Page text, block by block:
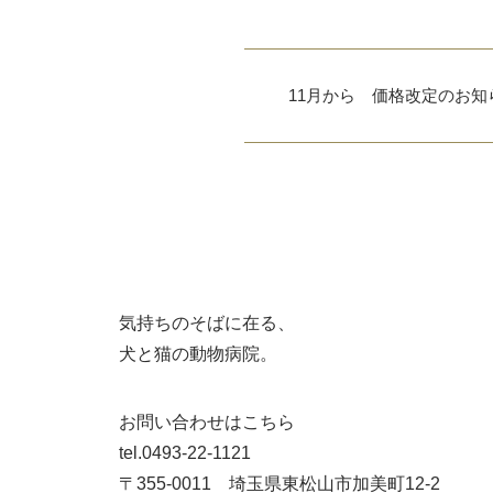
11月から 価格改定のお知
気持ちのそばに在る、
犬と猫の動物病院。
お問い合わせはこちら
tel.0493-22-1121
〒355-0011 埼玉県東松山市加美町12-2